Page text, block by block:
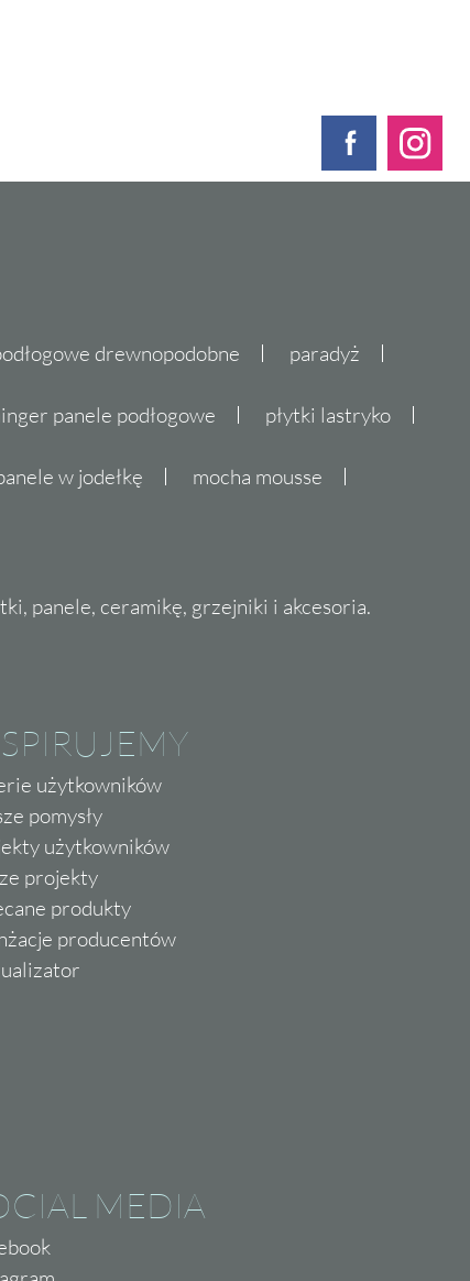
drewnopodobne paradyż
panele podłogowe płytki lastryko
w jodełkę mocha mousse
panele, ceramikę, grzejniki i akcesoria.
użytkowników
pomysły
użytkowników
projekty
produkty
producentów
MEDIA